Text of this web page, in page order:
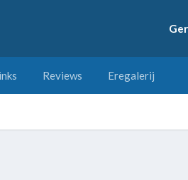
Reviews Eregalerij